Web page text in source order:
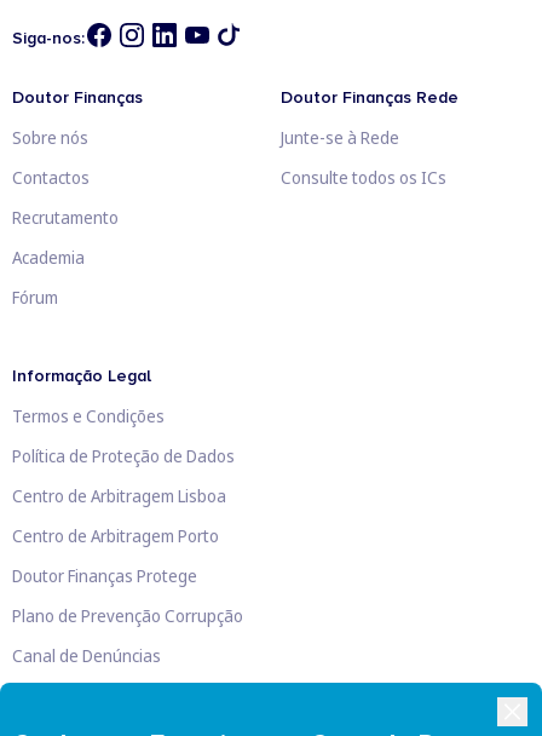
Siga-nos:
Doutor Finanças
Sobre nós
Contactos
Recrutamento
Academia
Fórum
Doutor Finanças Rede
Junte-se à Rede
Consulte todos os ICs
Informação Legal
Termos e Condições
Política de Proteção de Dados
Centro de Arbitragem Lisboa
Centro de Arbitragem Porto
Doutor Finanças Protege
Plano de Prevenção Corrupção
Canal de Denúncias